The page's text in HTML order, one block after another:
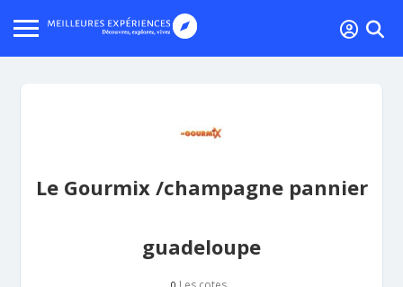
Le Gourmix /champagne pannier
guadeloupe